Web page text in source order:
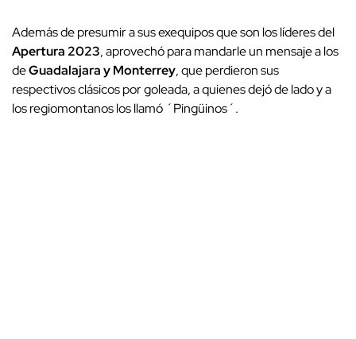
Además de presumir a sus exequipos que son los líderes del
Apertura 2023, aprovechó para mandarle un mensaje a los
deGuadalajara y Monterrey, que perdieron sus
respectivos clásicos por goleada, a quienes dejó de lado y a
los regiomontanos los llamó ´Pingüinos´.